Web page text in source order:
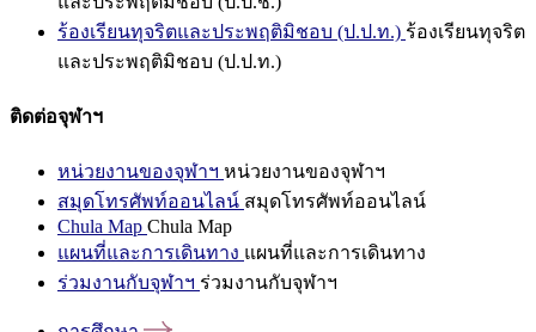
ร้องเรียนทุจริตและประพฤติมิชอบ (ป.ป.ท.) ร้องเรียนทุจริต
และประพฤติมิชอบ (ป.ป.ท.)
ติดต่อจุฬาฯ
หน่วยงานของจุฬาฯ หน่วยงานของจุฬาฯ
สมุดโทรศัพท์ออนไลน์ สมุดโทรศัพท์ออนไลน์
Chula Map Chula Map
แผนที่และการเดินทาง แผนที่และการเดินทาง
ร่วมงานกับจุฬาฯ ร่วมงานกับจุฬาฯ